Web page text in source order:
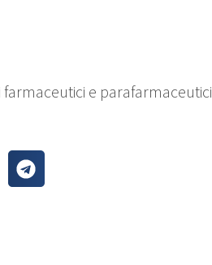
e parafarmaceutici